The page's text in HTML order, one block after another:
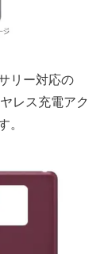
リー対応の
レス充電アク
。